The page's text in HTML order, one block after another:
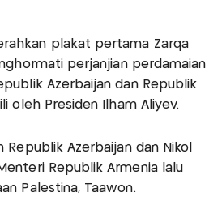
plakat pertama Zarqa
perjanjian perdamaian
Azerbaijan dan Republik
oleh Presiden Ilham Aliyev.
Republik Azerbaijan dan Nikol
Republik Armenia lalu
Palestina, Taawon.